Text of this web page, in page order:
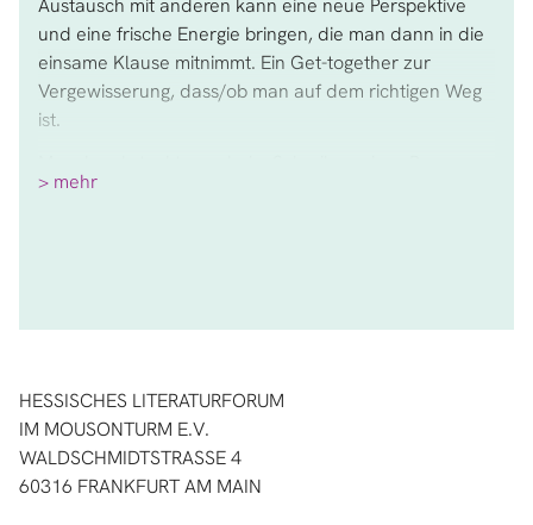
Austausch mit anderen kann eine neue Perspektive
und eine frische Energie bringen, die man dann in die
einsame Klause mitnimmt. Ein Get-together zur
Vergewisserung, dass/ob man auf dem richtigen Weg
ist.
bei der Entwicklung der Handlung fest; manchmal
Austausch in einer kleinen Gruppe, einer
gemeinsamen Suche nach Möglichkeiten Ihres Textes,
nach Lösungen für problematische Stellen.
> mehr
HESSISCHES LITERATURFORUM
IM MOUSONTURM E.V.
WALDSCHMIDTSTRASSE 4
60316 FRANKFURT AM MAIN